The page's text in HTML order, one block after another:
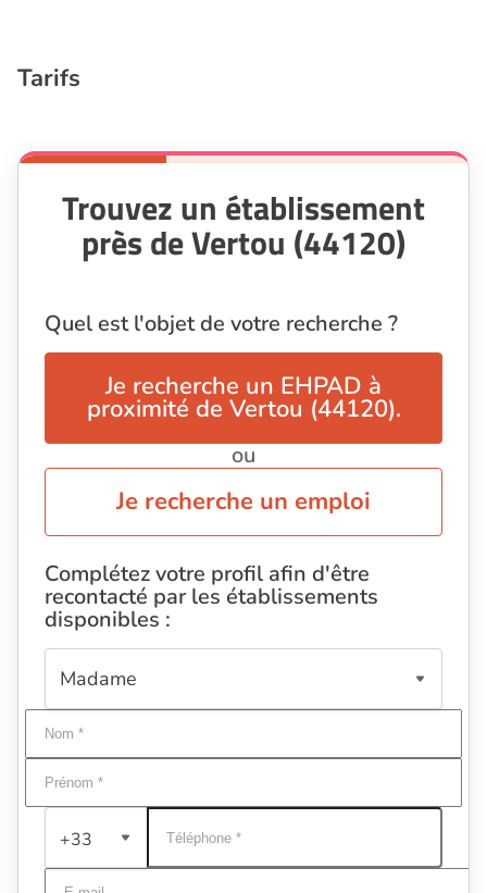
Tarifs
Trouvez un établissement
près de Vertou (44120)
Quel est l'objet de votre recherche ?
Je recherche un EHPAD à
proximité de Vertou (44120).
ou
Je recherche un emploi
Complétez votre profil afin d'être
recontacté par les établissements
disponibles :
+33